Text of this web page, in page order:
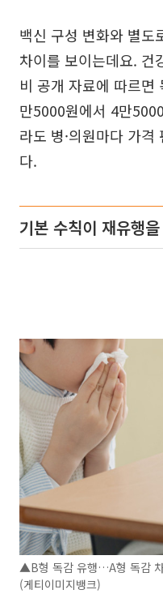
백신 구성 변화와 별도
차이를 보이는데요. 건
비 공개 자료에 따르면
만5000원에서 4만
라도 병·의원마다 가
다.
기본 수칙이 재유행
▲B형 독감 유행…A형 독감 차
(게티이미지뱅크)